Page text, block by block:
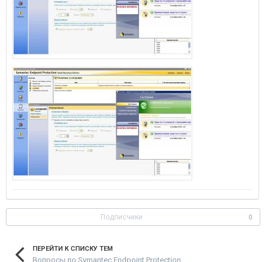
Подписчики 0
ПЕРЕЙТИ К СПИСКУ ТЕМ
Вопросы по Symantec Endpoint Protection